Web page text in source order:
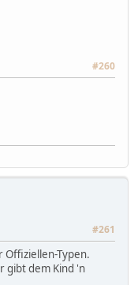
#260
#261
Offiziellen-Typen.
gibt dem Kind 'n